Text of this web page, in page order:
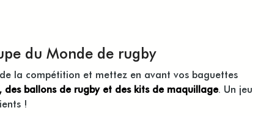
du Monde de rugby
la compétition et mettez en avant vos baguettes
ballons de rugby et des kits de maquillage. Un jeu
!